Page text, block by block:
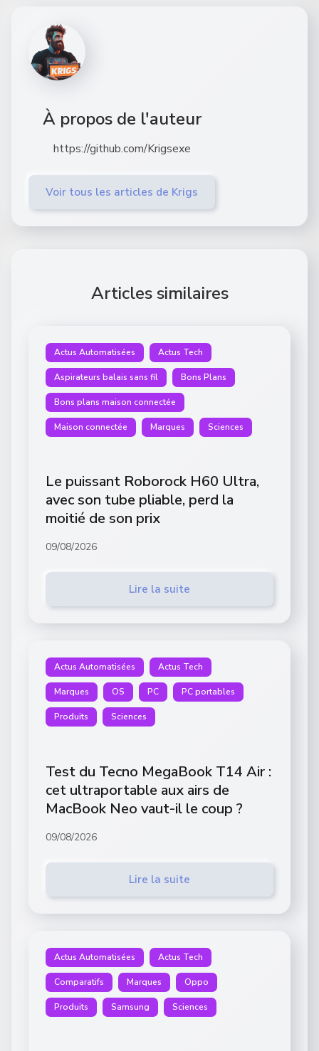
À propos de l'auteur
https://github.com/Krigsexe
Voir tous les articles de Krigs
Articles similaires
Actus Automatisées Actus Tech
Aspirateurs balais sans fil Bons Plans
Bons plans maison connectée
Maison connectée Marques Sciences
Le puissant Roborock H60 Ultra,
avec son tube pliable, perd la
moitié de son prix
09/08/2026
Lire la suite
Actus Automatisées Actus Tech
Marques OS PC PC portables
Produits Sciences
Test du Tecno MegaBook T14 Air :
cet ultraportable aux airs de
MacBook Neo vaut-il le coup ?
09/08/2026
Lire la suite
Actus Automatisées Actus Tech
Comparatifs Marques Oppo
Produits Samsung Sciences